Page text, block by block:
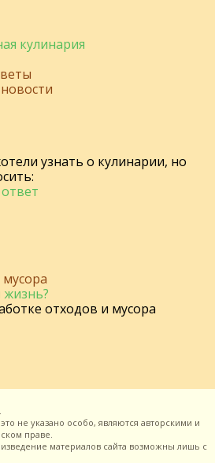
кулинария
узнать о кулинарии, но
жизнь?
отходов и мусора
не указано особо, являются авторскими и
праве.
материалов сайта возможны лишь с